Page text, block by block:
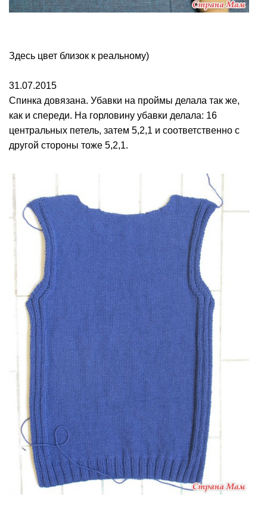
Здесь цвет близок к реальному)
31.07.2015
Спинка довязана. Убавки на проймы делала так же,
как и спереди. На горловину убавки делала: 16
центральных петель, затем 5,2,1 и соответственно с
другой стороны тоже 5,2,1.